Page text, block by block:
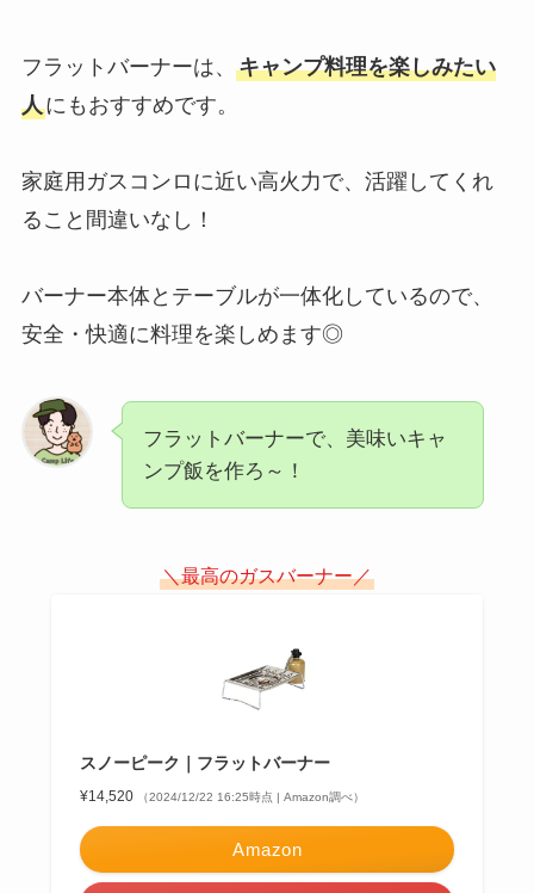
フラットバーナーは、 キャンプ料理を楽しみたい
人にもおすすめです。
家庭用ガスコンロに近い高火力で、活躍してくれ
ること間違いなし！
バーナー本体とテーブルが一体化しているので、
安全・快適に料理を楽しめます◎
フラットバーナーで、美味いキャ
ンプ飯を作ろ～！
＼最高のガスバーナー／
スノーピーク｜フラットバーナー
¥14,520 （2024/12/22 16:25時点 | Amazon調べ）
Amazon